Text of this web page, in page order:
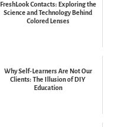
FreshLook Contacts: Exploring the
Science and Technology Behind
Colored Lenses
Why Self-Learners Are Not Our
Clients: The Illusion of DIY
Education